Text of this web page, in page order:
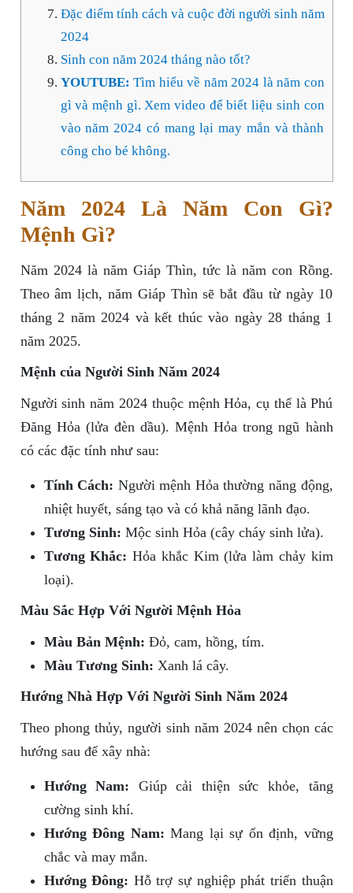
Đặc điểm tính cách và cuộc đời người sinh năm
2024
Sinh con năm 2024 tháng nào tốt?
YOUTUBE: Tìm hiểu về năm 2024 là năm con
gì và mệnh gì. Xem video để biết liệu sinh con
vào năm 2024 có mang lại may mắn và thành
công cho bé không.
Năm 2024 Là Năm Con Gì?
Mệnh Gì?
Năm 2024 là năm Giáp Thìn, tức là năm con Rồng.
Theo âm lịch, năm Giáp Thìn sẽ bắt đầu từ ngày 10
tháng 2 năm 2024 và kết thúc vào ngày 28 tháng 1
năm 2025.
Mệnh của Người Sinh Năm 2024
Người sinh năm 2024 thuộc mệnh Hỏa, cụ thể là Phú
Đăng Hỏa (lửa đèn dầu). Mệnh Hỏa trong ngũ hành
có các đặc tính như sau:
Tính Cách: Người mệnh Hỏa thường năng động,
nhiệt huyết, sáng tạo và có khả năng lãnh đạo.
Tương Sinh: Mộc sinh Hỏa (cây cháy sinh lửa).
Tương Khắc: Hỏa khắc Kim (lửa làm chảy kim
loại).
Màu Sắc Hợp Với Người Mệnh Hỏa
Màu Bản Mệnh: Đỏ, cam, hồng, tím.
Màu Tương Sinh: Xanh lá cây.
Hướng Nhà Hợp Với Người Sinh Năm 2024
Theo phong thủy, người sinh năm 2024 nên chọn các
hướng sau để xây nhà:
Hướng Nam: Giúp cải thiện sức khỏe, tăng
cường sinh khí.
Hướng Đông Nam: Mang lại sự ổn định, vững
chắc và may mắn.
Hướng Đông: Hỗ trợ sự nghiệp phát triển thuận